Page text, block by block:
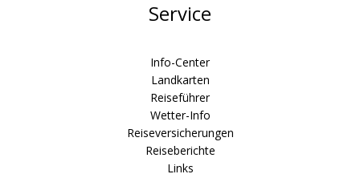
Service
Info-Center
Landkarten
Reiseführer
Wetter-Info
Reiseversicherungen
Reiseberichte
Links